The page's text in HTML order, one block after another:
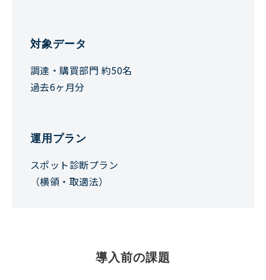
対象データ
調達・購買部門 約50名
過去6ヶ月分
運用プラン
スポット診断プラン
（横領・取適法）
導入前の課題